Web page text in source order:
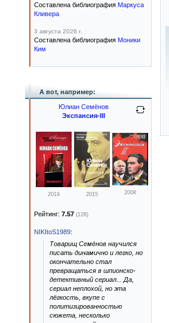
Составлена библиография Маркуса
Кливера
3 августа 2026 г.
Составлена библиография Моники
Ким
А вот, например:
Юлиан Семёнов
Экспансия-III
2019 2015 2008
Рейтинг: 7.57 (128)
NIKItoS1989:
Товарищ Семёнов научился
писать динамично и легко, но
окончательно стал
превращаться в шпионско-
детективный сериал... Да,
сериал неплохой, но эта
лёгкость, вкупе с
политизированностью
сюжета, несколько